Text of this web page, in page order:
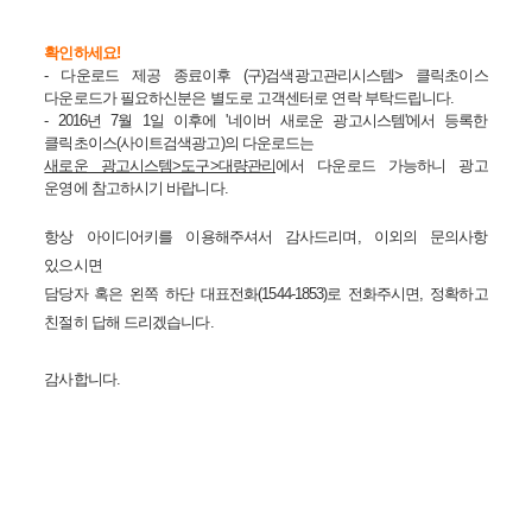
확인하세요!
- 다운로드 제공 종료이후 (구)검색광고관리시스템> 클릭초이스
다운로드가 필요하신분은 별도로 고객센터로 연락 부탁드립니다.
- 2016년 7월 1일 이후에 '네이버 새로운 광고시스템'에서 등록한
클릭초이스(사이트검색광고)의 다운로드는
새로운 광고시스템>도구>대량관리에서 다운로드 가능하니 광고
운영에 참고하시기 바랍니다.
항상 아이디어키를 이용해주셔서 감사드리며, 이외의 문의사항
있으시면
담당자 혹은 왼쪽 하단 대표전화(1544-1853)로 전화주시면, 정확하고
친절히 답해 드리겠습니다.
감사합니다.